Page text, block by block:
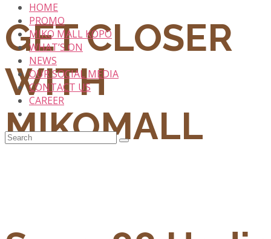
HOME
PROMO
MIKO MALL KOPO
WHAT’S ON
NEWS
OUR SOCIAL MEDIA
CONTACT US
CAREER
GET CLOSER
WITH
MIKOMALL